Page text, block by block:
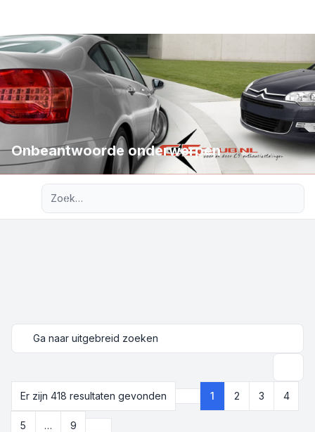
Onbeantwoorde onderwerpen
Ga naar uitgebreid zoeken
Er zijn 418 resultaten gevonden
Pagina van
1 2 3 4
5 … 9